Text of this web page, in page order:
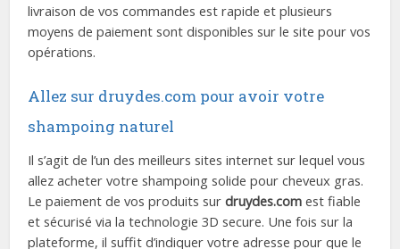
livraison de vos commandes est rapide et plusieurs
moyens de paiement sont disponibles sur le site pour vos
opérations.
Allez sur druydes.com pour avoir votre
shampoing naturel
Il s’agit de l’un des meilleurs sites internet sur lequel vous
allez acheter votre shampoing solide pour cheveux gras.
Le paiement de vos produits surdruydes.com est fiable
et sécurisé via la technologie 3D secure. Une fois sur la
plateforme, il suffit d’indiquer votre adresse pour que le